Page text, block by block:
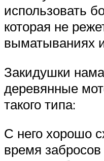
использовать
которая не
выматываниях
Закидушки
деревянные
такого типа:
С него хорошо
время